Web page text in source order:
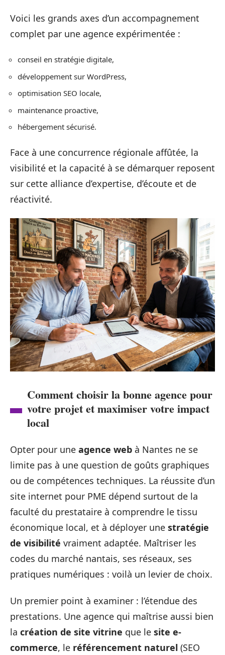
Voici les grands axes d’un accompagnement
complet par une agence expérimentée :
conseil en stratégie digitale,
développement sur WordPress,
optimisation SEO locale,
maintenance proactive,
hébergement sécurisé.
Face à une concurrence régionale affûtée, la
visibilité et la capacité à se démarquer reposent
sur cette alliance d’expertise, d’écoute et de
réactivité.
Comment choisir la bonne agence pour
votre projet et maximiser votre impact
local
Opter pour une agence web à Nantes ne se
limite pas à une question de goûts graphiques
ou de compétences techniques. La réussite d’un
site internet pour PME dépend surtout de la
faculté du prestataire à comprendre le tissu
économique local, et à déployer une stratégie
de visibilité vraiment adaptée. Maîtriser les
codes du marché nantais, ses réseaux, ses
pratiques numériques : voilà un levier de choix.
Un premier point à examiner : l’étendue des
prestations. Une agence qui maîtrise aussi bien
la création de site vitrine que le site e-
commerce, le référencement naturel (SEO